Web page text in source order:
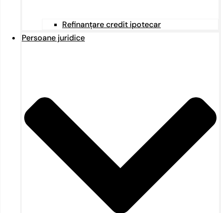
Refinanțare credit ipotecar
Persoane juridice